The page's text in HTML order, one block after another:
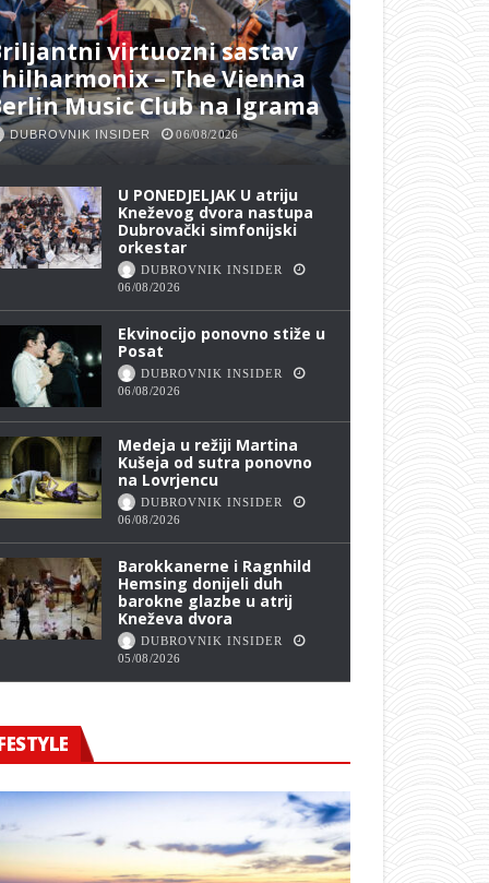
virtuozni sastav
– The Vienna
Music Club na Igrama
DUBROVNIK INSIDER 06/08/2026
U PONEDJELJAK U atriju
Kneževog dvora nastupa
Dubrovački simfonijski
orkestar
DUBROVNIK INSIDER
06/08/2026
Ekvinocijo ponovno stiže u
Posat
DUBROVNIK INSIDER
06/08/2026
Medeja u režiji Martina
Kušeja od sutra ponovno
na Lovrjencu
DUBROVNIK INSIDER
06/08/2026
Barokkanerne i Ragnhild
Hemsing donijeli duh
barokne glazbe u atrij
Kneževa dvora
DUBROVNIK INSIDER
05/08/2026